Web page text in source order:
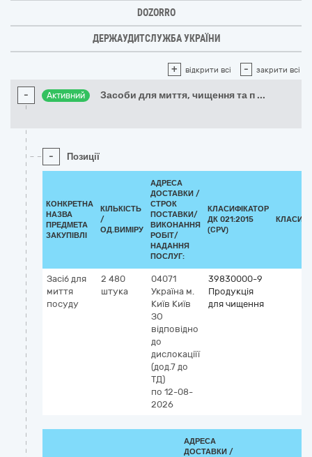
DOZORRO
ДЕРЖАУДИТСЛУЖБА УКРАЇНИ
+ відкрити всі - закрити всі
- Активний Засоби для миття, чищення та п ...
- Позиції
КОНКРЕТНА
НАЗВА
ПРЕДМЕТА
ЗАКУПІВЛІ
КІЛЬКІСТЬ
/
ОД.ВИМІРУ
АДРЕСА
ДОСТАВКИ /
СТРОК
ПОСТАВКИ/
ВИКОНАННЯ
РОБІТ/
НАДАННЯ
ПОСЛУГ:
КЛАСИФІКАТОР
ДК 021:2015
(CPV)
Засіб для
миття
посуду
2 480
штука
04071
Україна м.
Київ Київ
ЗО
відповідно
до
дислокаціїї
(дод.7 до
ТД)
по 12-08-
2026
39830000-9
Продукція
для чищення
АДРЕСА
ДОСТАВКИ /